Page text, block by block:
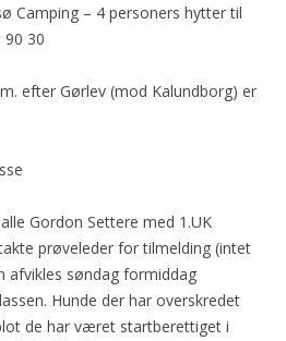
Camping – 4 personers hytter til
90 30
efter Gørlev (mod Kalundborg) er
Gordon Settere med 1.UK
prøveleder for tilmelding (intet
afvikles søndag formiddag
Hunde der har overskredet
de har været startberettiget i